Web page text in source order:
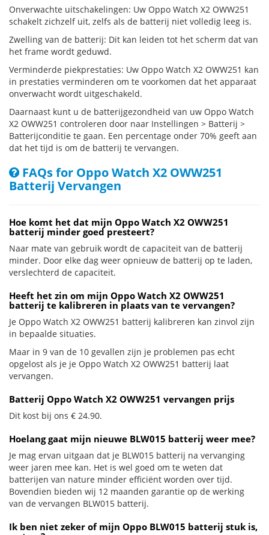
Onverwachte uitschakelingen: Uw Oppo Watch X2 OWW251
schakelt zichzelf uit, zelfs als de batterij niet volledig leeg is.
Zwelling van de batterij: Dit kan leiden tot het scherm dat van
het frame wordt geduwd.
Verminderde piekprestaties: Uw Oppo Watch X2 OWW251 kan
in prestaties verminderen om te voorkomen dat het apparaat
onverwacht wordt uitgeschakeld.
Daarnaast kunt u de batterijgezondheid van uw Oppo Watch
X2 OWW251 controleren door naar Instellingen > Batterij >
Batterijconditie te gaan. Een percentage onder 70% geeft aan
dat het tijd is om de batterij te vervangen.
FAQs for Oppo Watch X2 OWW251
Batterij Vervangen
Hoe komt het dat mijn Oppo Watch X2 OWW251
batterij minder goed presteert?
Naar mate van gebruik wordt de capaciteit van de batterij
minder. Door elke dag weer opnieuw de batterij op te laden,
verslechterd de capaciteit.
Heeft het zin om mijn Oppo Watch X2 OWW251
batterij te kalibreren in plaats van te vervangen?
Je Oppo Watch X2 OWW251 batterij kalibreren kan zinvol zijn
in bepaalde situaties.
Maar in 9 van de 10 gevallen zijn je problemen pas echt
opgelost als je je Oppo Watch X2 OWW251 batterij laat
vervangen.
Batterij Oppo Watch X2 OWW251 vervangen prijs
Dit kost bij ons € 24.90.
Hoelang gaat mijn nieuwe BLW015 batterij weer mee?
Je mag ervan uitgaan dat je BLW015 batterij na vervanging
weer jaren mee kan. Het is wel goed om te weten dat
batterijen van nature minder efficiënt worden over tijd.
Bovendien bieden wij 12 maanden garantie op de werking
van de vervangen BLW015 batterij.
Ik ben niet zeker of mijn Oppo BLW015 batterij stuk is,